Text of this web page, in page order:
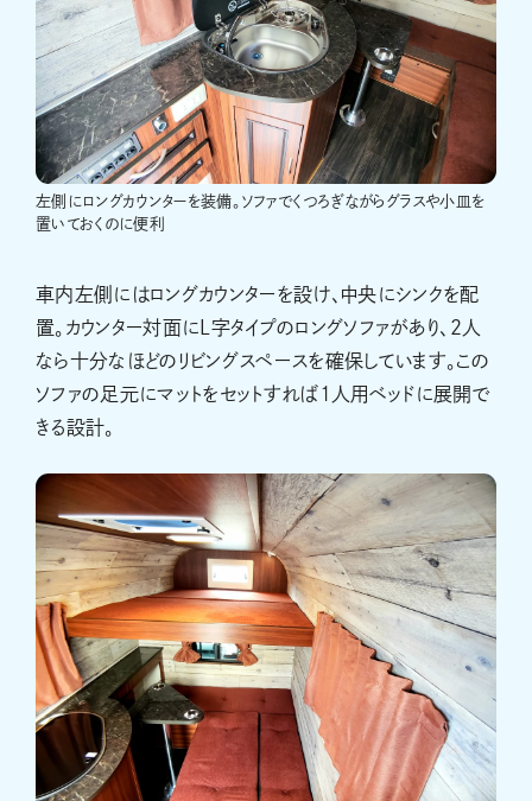
左側にロングカウンターを装備。ソファでくつろぎながらグラスや小皿を
置いておくのに便利
車内左側にはロングカウンターを設け、中央にシンクを配
置。カウンター対面にL字タイプのロングソファがあり、2人
なら十分なほどのリビングスペースを確保しています。この
ソファの足元にマットをセットすれば1人用ベッドに展開で
きる設計。